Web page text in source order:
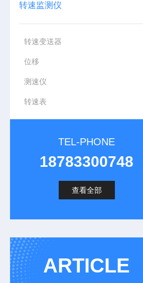
转速监测仪
转速变送器
位移
测速仪
转速表
TEL-PHONE
18783300748
查看全部
ARTICLE